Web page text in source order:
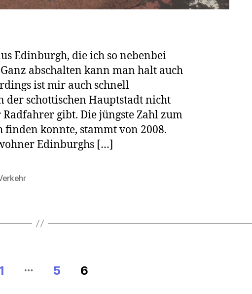
Edinburgh, die ich so nebenbei
abschalten kann man halt auch
ist mir auch schnell
der schottischen Hauptstadt nicht
gibt. Die jüngste Zahl zum
konnte, stammt von 2008.
Edinburghs […]
1 … 5 6